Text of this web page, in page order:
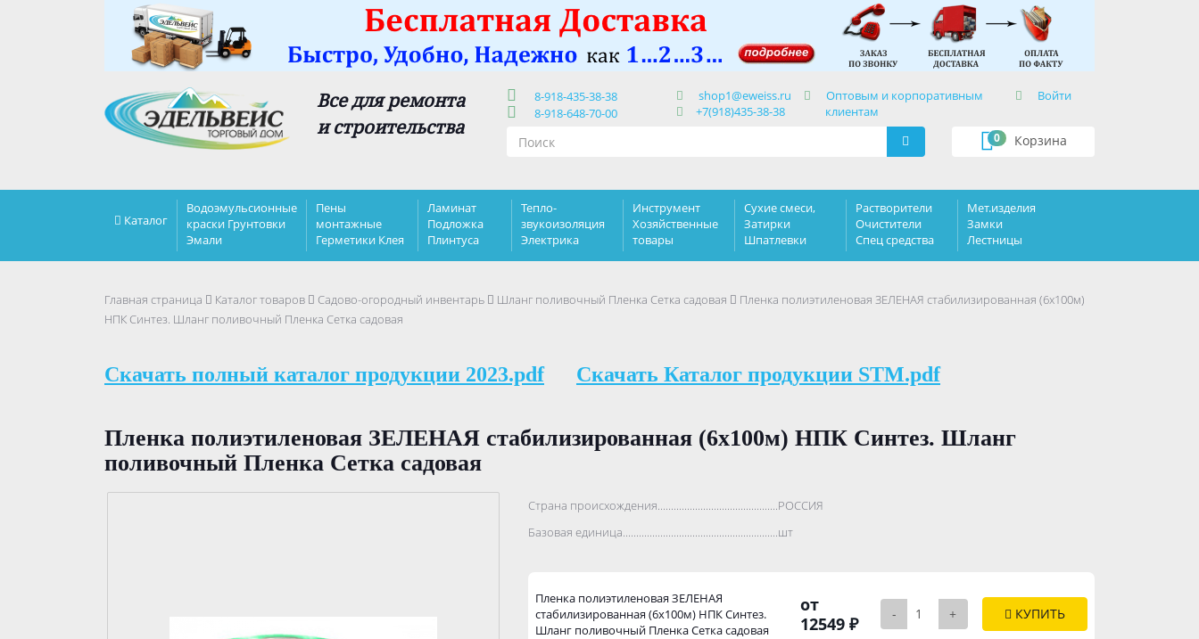
Все для ремонта
и строительства
8-918-435-38-38
8-918-648-70-00
shop1@eweiss.ru
+7(918)435-38-38
Оптовым и корпоративным
клиентам
Войти
Корзина
0
Каталог
Водоэмульсионные
краски Грунтовки
Эмали
Пены
монтажные
Герметики Клея
Ламинат
Подложка
Плинтуса
Тепло-
звукоизоляция
Электрика
Инструмент
Хозяйственные
товары
Сухие смеси,
Затирки
Шпатлевки
Растворители
Очистители
Спец средства
Мет.изделия
Замки
Лестницы
Главная страница Каталог товаров Садово-огородный инвентарь Шланг поливочный Пленка Сетка садовая
Пленка полиэтиленовая ЗЕЛЕНАЯ стабилизированная (6х100м)
НПК Синтез. Шланг поливочный Пленка Сетка садовая
Скачать полный каталог продукции 2023.pdf Скачать Каталог продукции STM.pdf
Пленка полиэтиленовая ЗЕЛЕНАЯ стабилизированная (6х100м) НПК Синтез. Шланг
поливочный Пленка Сетка садовая
Страна происхождения..................................................................................
РОССИЯ
Базовая единица..................................................................................
шт
Пленка полиэтиленовая ЗЕЛЕНАЯ
стабилизированная (6х100м) НПК Синтез.
Шланг поливочный Пленка Сетка садовая
от
12549 ₽
- + КУПИТЬ